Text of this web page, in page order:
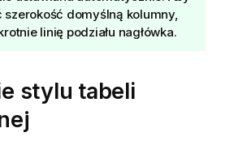
szerokość domyślną kolumny,
linię podziału nagłówka.
stylu tabeli